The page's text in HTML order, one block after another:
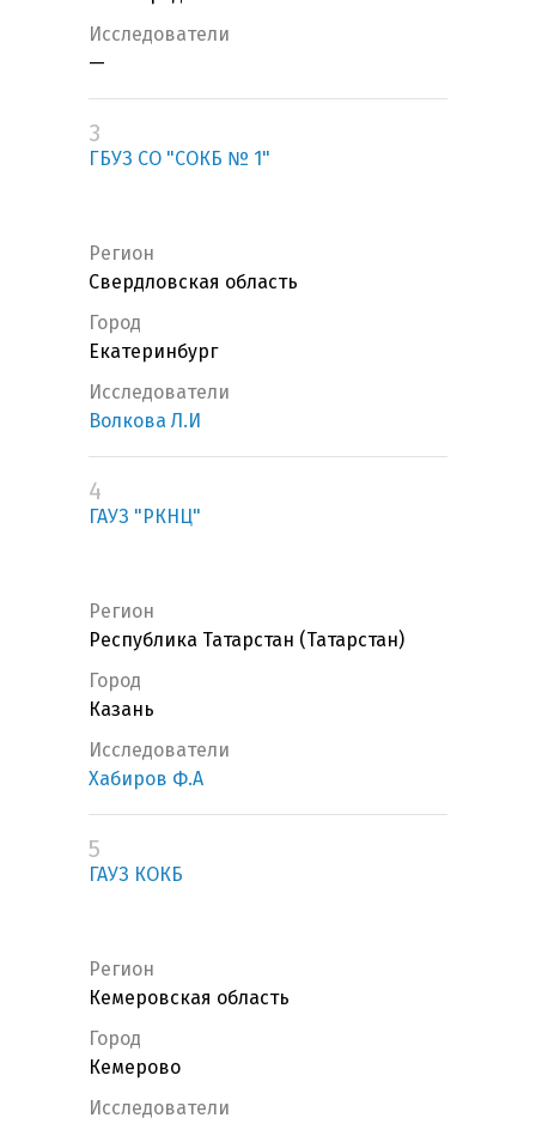
Исследователи
—
3
ГБУЗ СО "СОКБ № 1"
Регион
Свердловская область
Город
Екатеринбург
Исследователи
Волкова Л.И
4
ГАУЗ "РКНЦ"
Регион
Республика Татарстан (Татарстан)
Город
Казань
Исследователи
Хабиров Ф.А
5
ГАУЗ КОКБ
Регион
Кемеровская область
Город
Кемерово
Исследователи